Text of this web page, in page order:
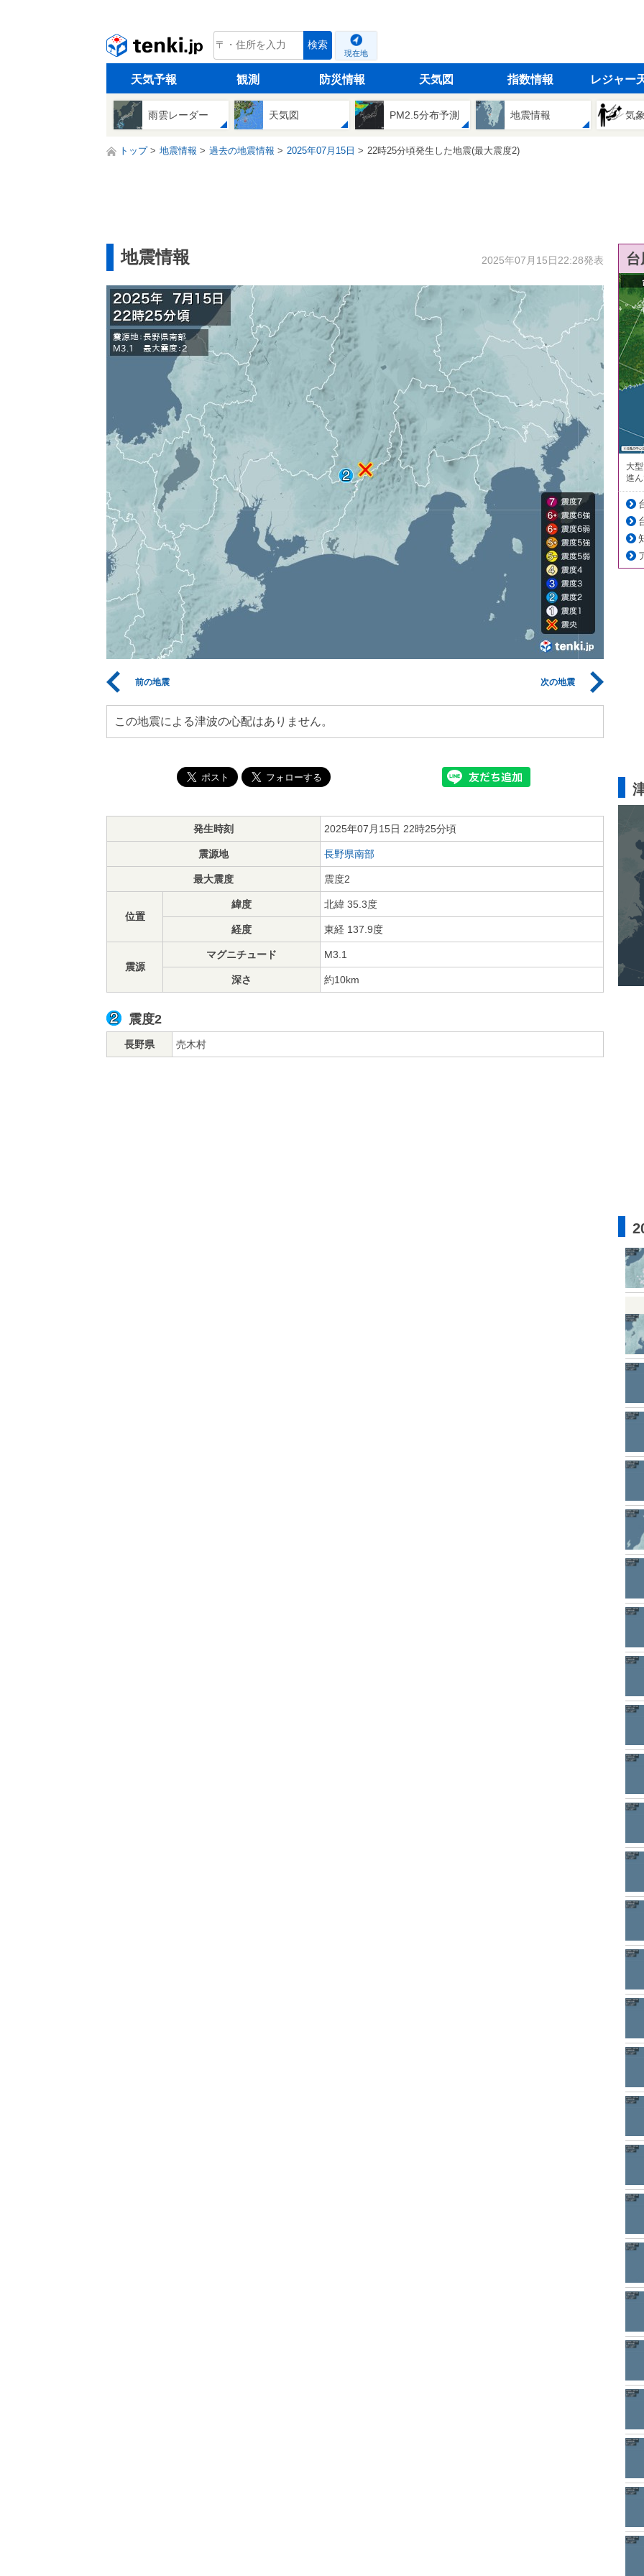
tenki.jp 検索
現在地
天気予報 観測 防災情報 天気図 指数情報 レジャー
雨雲レーダー 天気図 PM2.5分布予測 地震情報 気
トップ 地震情報 過去の地震情報 2025年07月15日 22時25分頃発生した地震(最大震度2)
地震情報 2025年07月15日22:28発表
前の地震 次の地震
この地震による津波の心配はありません。
発生時刻 2025年07月15日 22時25分頃
震源地 長野県南部
最大震度 震度2
位置
緯度 北緯 35.3度
経度 東経 137.9度
震源
マグニチュード M3.1
深さ 約10km
震度2
長野県 売木村
大
進